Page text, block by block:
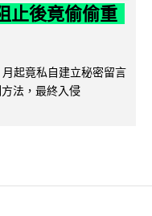
止後竟偷偷重
起竟私自建立秘密留言
法，最終入侵